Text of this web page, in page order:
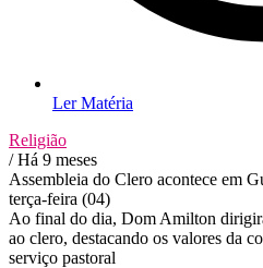
Ler Matéria
Religião
/ Há 9 meses
Assembleia do Clero acontece em
terça-feira (04)
Ao final do dia, Dom Amilton
ao clero, destacando os valores da
serviço pastoral